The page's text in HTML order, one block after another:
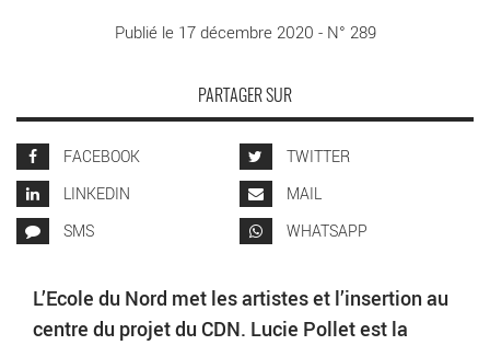
Publié le 17 décembre 2020 - N° 289
PARTAGER SUR
FACEBOOK
TWITTER
LINKEDIN
MAIL
SMS
WHATSAPP
L’Ecole du Nord met les artistes et l’insertion au
centre du projet du CDN. Lucie Pollet est la